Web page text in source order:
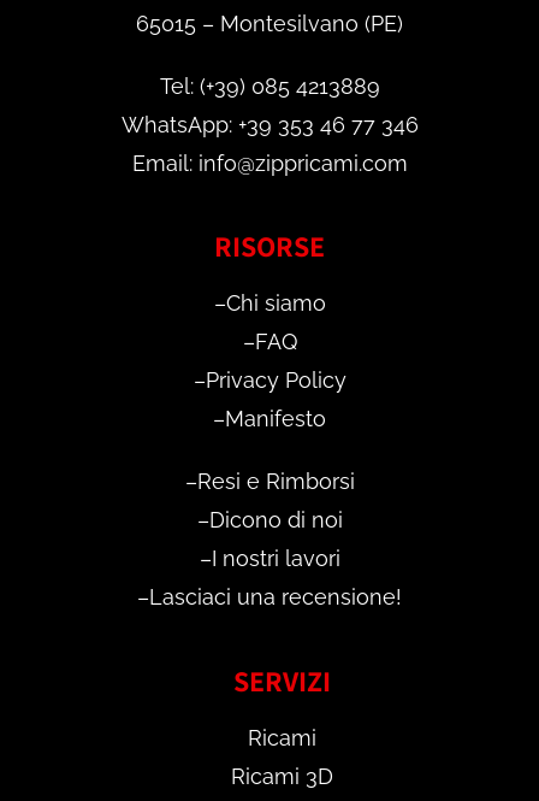
65015 – Montesilvano (PE)
Tel: (+39) 085 4213889
WhatsApp: +39 353 46 77 346
Email: info@zippricami.com
RISORSE
–Chi siamo
–FAQ
–Privacy Policy
–Manifesto
–Resi e Rimborsi
–Dicono di noi
–I nostri lavori
–Lasciaci una recensione!
SERVIZI
Ricami
Ricami 3D